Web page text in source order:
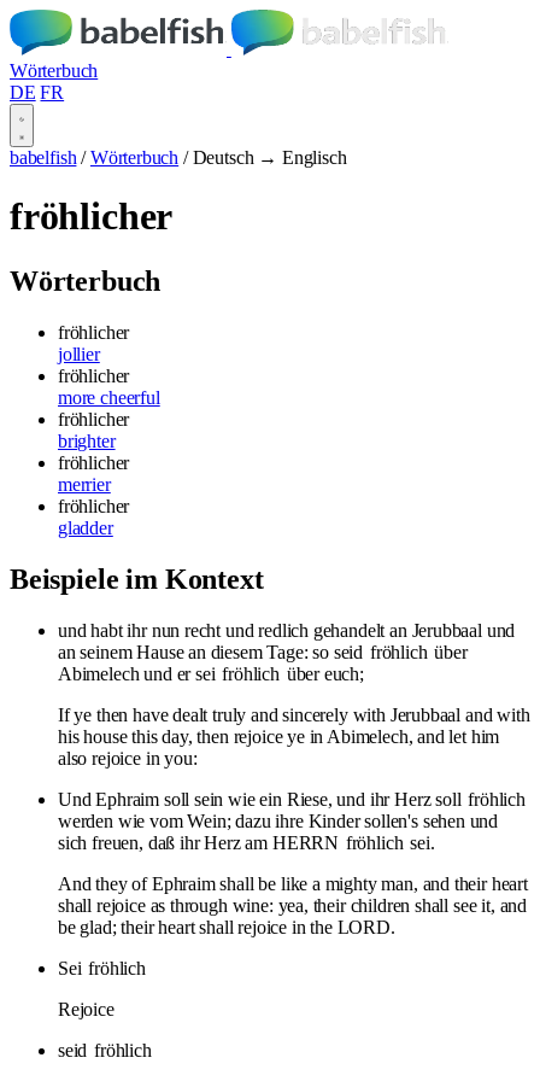
Wörterbuch
DE FR
babelfish / Wörterbuch / Deutsch → Englisch
fröhlicher
Wörterbuch
fröhlicher
jollier
fröhlicher
more cheerful
fröhlicher
brighter
fröhlicher
merrier
fröhlicher
gladder
Beispiele im Kontext
und habt ihr nun recht und redlich gehandelt an Jerubbaal und
an seinem Hause an diesem Tage: so seid fröhlich über
Abimelech und er sei fröhlich über euch;
If ye then have dealt truly and sincerely with Jerubbaal and with
his house this day, then rejoice ye in Abimelech, and let him
also rejoice in you:
Und Ephraim soll sein wie ein Riese, und ihr Herz soll fröhlich
werden wie vom Wein; dazu ihre Kinder sollen's sehen und
sich freuen, daß ihr Herz am HERRN fröhlich sei.
And they of Ephraim shall be like a mighty man, and their heart
shall rejoice as through wine: yea, their children shall see it, and
be glad; their heart shall rejoice in the LORD.
Sei fröhlich
Rejoice
seid fröhlich